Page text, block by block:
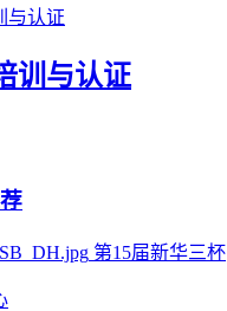
与认证
训与认证
第15届新华三杯